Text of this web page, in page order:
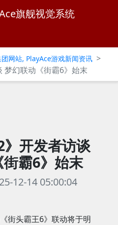
旗舰视觉系统
团网站, PlayAce游戏新闻资讯 >
梦幻联动《街霸6》始末
》开发者访谈
霸6》始末
12-14 05:00:04
街头霸王6》联动将于明